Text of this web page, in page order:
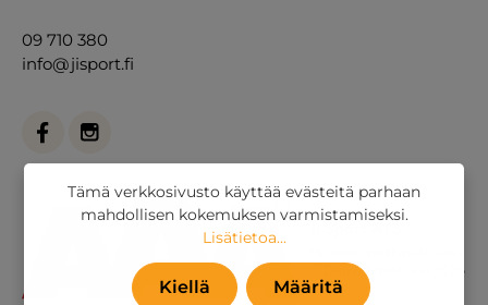
09 710 380
info@jisport.fi
Tämä verkkosivusto käyttää evästeitä parhaan
mahdollisen kokemuksen varmistamiseksi.
Lisätietoa...
Kiellä Määritä